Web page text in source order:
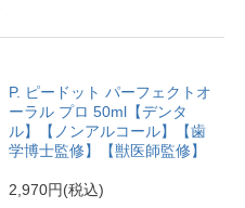
P. ピードット パーフェクトオ
ーラル プロ 50ml【デンタ
ル】【ノンアルコール】【歯
学博士監修】【獣医師監修】
2,970円(税込)